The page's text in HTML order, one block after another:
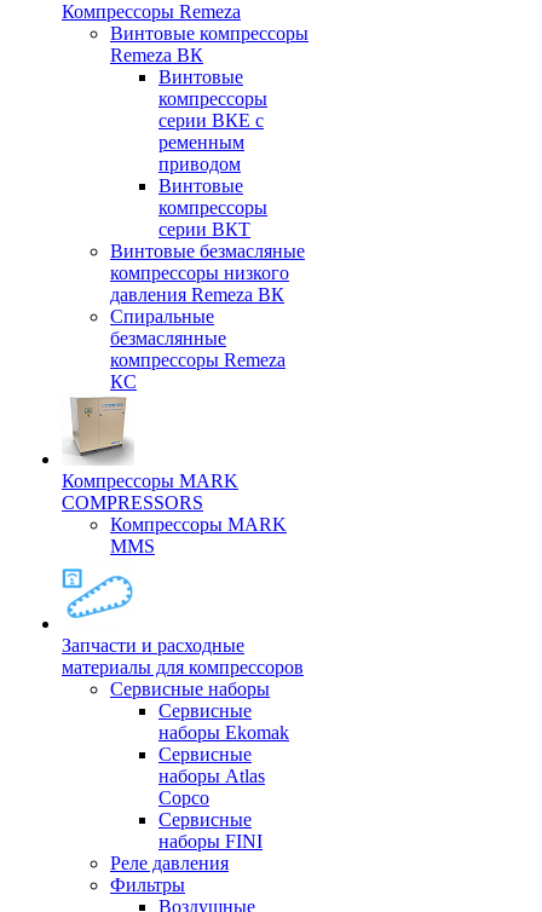
Компрессоры Remeza
Винтовые компрессоры
Remeza ВК
Винтовые
компрессоры
серии ВКЕ с
ременным
приводом
Винтовые
компрессоры
серии ВКТ
Винтовые безмасляные
компрессоры низкого
давления Remeza ВК
Спиральные
безмаслянные
компрессоры Remeza
КС
Компрессоры MARK
COMPRESSORS
Компрессоры MARK
MMS
Запчасти и расходные
материалы для компрессоров
Cервисные наборы
Сервисные
наборы Ekomak
Cервисные
наборы Atlas
Copco
Сервисные
наборы FINI
Реле давления
Фильтры
Воздушные